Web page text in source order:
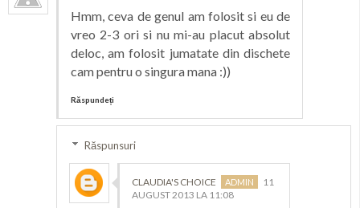
Hmm, ceva de genul am folosit si eu de
vreo 2-3 ori si nu mi-au placut absolut
deloc, am folosit jumatate din dischete
cam pentru o singura mana :))
Răspundeți
Răspunsuri
CLAUDIA'S CHOICE
11
AUGUST 2013 LA 11:08